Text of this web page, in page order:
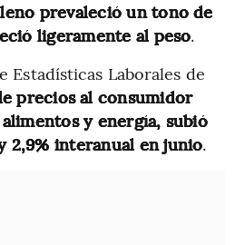
prevaleció un tono de
ligeramente al peso.
Estadísticas Laborales de
precios al consumidor
y energía, subió
2,9% interanual en junio.